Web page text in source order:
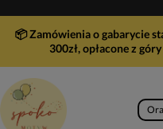
📦 Zamówienia o gabarycie
300zł, opłacone z